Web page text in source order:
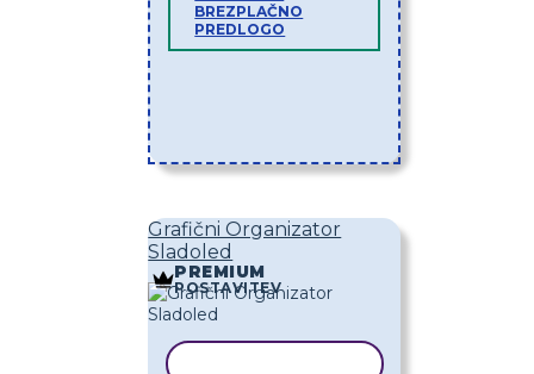
BREZPLAČNO
PREDLOGO
Grafični Organizator
Sladoled
PREMIUM
POSTAVITEV